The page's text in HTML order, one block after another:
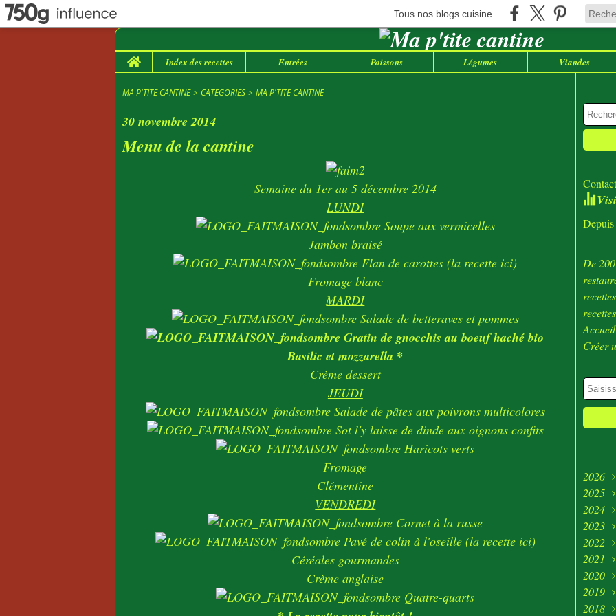
Tous nos blogs cuisine
Home Index des recettes Entrées Poissons Légumes Viandes
MA P'TITE CANTINE > CATEGORIES > MA P'TITE CANTINE
30 novembre 2014
Menu de la cantine
Semaine du 1er au 5 décembre 2014
LUNDI
Soupe aux vermicelles
Jambon braisé
Flan de carottes(la recette ici)
Fromage blanc
MARDI
Salade de betteraves et pommes
Gratin de gnocchis au boeuf haché bio
Basilic et mozzarella *
Crème dessert
JEUDI
Salade de pâtes aux poivrons multicolores
Sot l'y laisse de dinde aux oignons confits
Haricots verts
Fromage
Clémentine
VENDREDI
Cornet à la russe
Pavé de colin à l'oseille (la recette ici)
Céréales gourmandes
Crème anglaise
Quatre-quarts
De
Créer
2026
Juillet
Juin
Avril
Mars
2025
Août
Juillet
Mai
2024
Août
Juillet
2023
Août
2022
2021
2020
2019
2018